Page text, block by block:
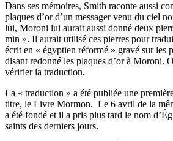
Dans ses mémoires, Smith raconte aussi
plaques d’or d’un messager venu du ciel
lui, Moroni lui aurait aussi donné deux
min ». Il aurait utilisé ces pierres pour
écrit en « égyptien réformé » gravé sur les
disant redonné les plaques d’or à Moroni.
vérifier la traduction.
La « traduction » a été publiée une
titre, le Livre Mormon. Le 6 avril de la
a été fondé et il a pris plus tard le nom
saints des derniers jours.